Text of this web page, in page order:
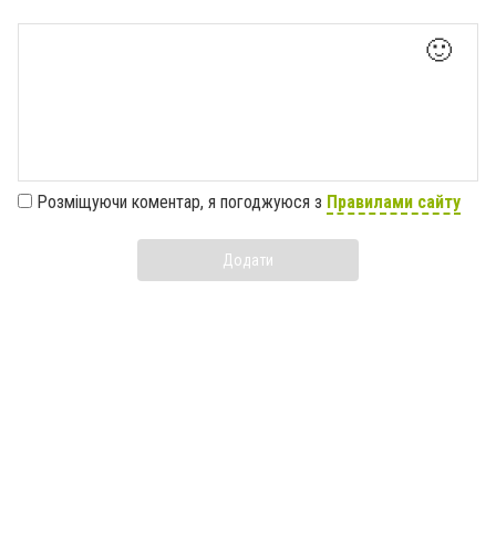
🙂
Розміщуючи коментар, я погоджуюся з Правилами сайту
Додати